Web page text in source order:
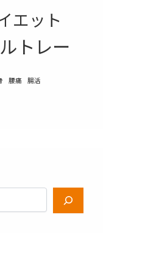
エット
トレー
腰痛 腸活